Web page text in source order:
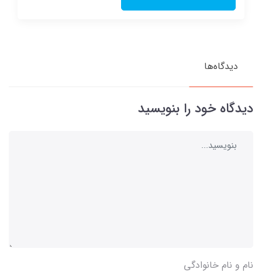
دیدگاه‌ها
دیدگاه خود را بنویسید
نام و نام خانوادگی